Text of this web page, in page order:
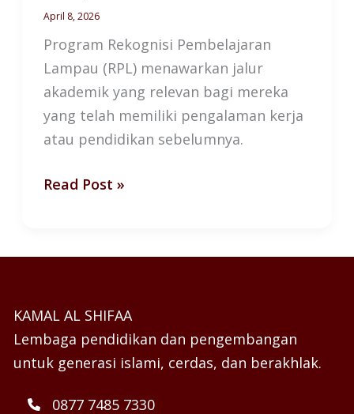
April 8, 2026
Program Rekognisi Pembelajaran
Lampau (RPL) menawarkan jalur
akademik yang relevan bagi mereka
yang telah memiliki pengalaman kerja
atau pendidikan sebelumnya.
Read Post »
KAMAL AL SHIFAA
Lembaga pendidikan dan pengembangan
untuk generasi islami, cerdas, dan berakhlak.
0877 7485 7330